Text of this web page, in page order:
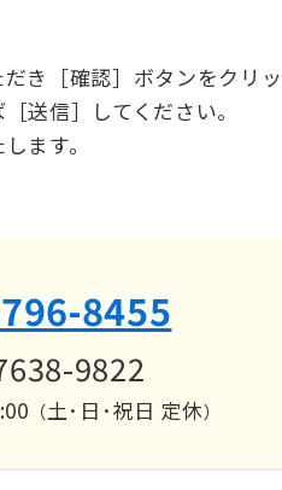
き［確認］ボタンをクリ
送信］してください。
ます。
8455
9822
（土･日･祝日 定休）